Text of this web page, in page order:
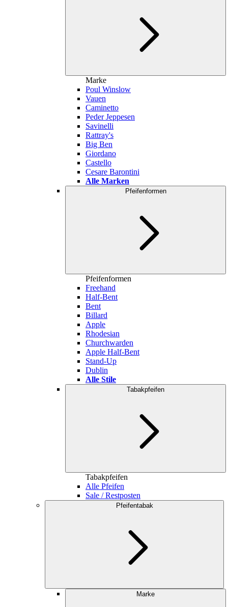
Marke
Poul Winslow
Vauen
Caminetto
Peder Jeppesen
Savinelli
Rattray's
Big Ben
Giordano
Castello
Cesare Barontini
Alle Marken
Pfeifenformen
Pfeifenformen
Freehand
Half-Bent
Bent
Billard
Apple
Rhodesian
Churchwarden
Apple Half-Bent
Stand-Up
Dublin
Alle Stile
Tabakpfeifen
Tabakpfeifen
Alle Pfeifen
Sale / Restposten
Pfeifentabak
Marke